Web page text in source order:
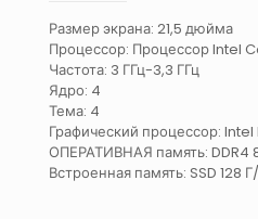
Размер экрана: 21,5 дюйма
Процессор: Процессор Intel
Частота: 3 ГГц-3,3 ГГц
Ядро: 4
Тема: 4
Графический процессор:
ОПЕРАТИВНАЯ память: DDR4
Встроенная память: SSD 128